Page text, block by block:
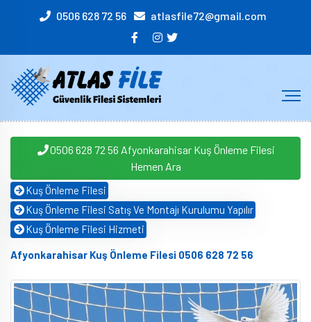
0506 628 72 56 atlasfile72@gmail.com
0506 628 72 56 Afyonkarahisar Kuş Önleme Filesi
Hemen Ara
Kuş Önleme Filesi
Kuş Önleme Filesi Satış Ve Montajı Kurulumu Yapılır
Kuş Önleme Filesi Hizmeti
Afyonkarahisar Kuş Önleme Filesi 0506 628 72 56